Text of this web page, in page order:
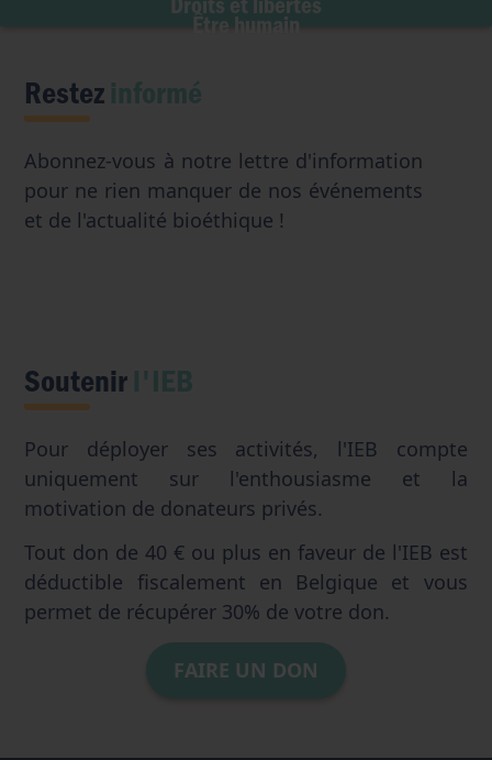
Être humain
Transhumanisme
Restezinformé
Abonnez-vous à notre lettre d'information
pour ne rien manquer de nos événements
et de l'actualité bioéthique !
Soutenirl'IEB
Pour déployer ses activités, l'IEB compte
uniquement sur l'enthousiasme et la
motivation de donateurs privés.
Tout don de 40 € ou plus en faveur de l'IEB est
déductible fiscalement en Belgique et vous
permet de récupérer 30% de votre don.
FAIRE UN DON